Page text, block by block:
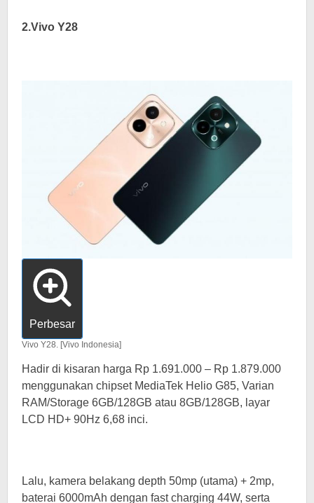
2.Vivo Y28
Perbesar
Vivo Y28. [Vivo Indonesia]
Hadir di kisaran harga Rp 1.691.000 – Rp 1.879.000
menggunakan chipset MediaTek Helio G85, Varian
RAM/Storage 6GB/128GB atau 8GB/128GB, layar
LCD HD+ 90Hz 6,68 inci.
Lalu, kamera belakang depth 50mp (utama) + 2mp,
baterai 6000mAh dengan fast charging 44W, serta